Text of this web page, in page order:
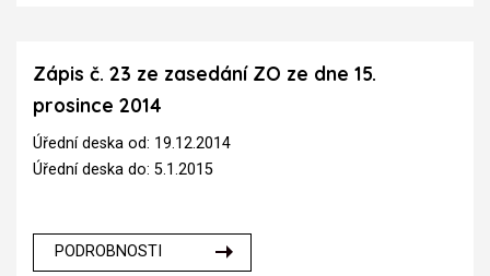
Zápis č. 23 ze zasedání ZO ze dne 15.
prosince 2014
Úřední deska od: 19.12.2014
Úřední deska do: 5.1.2015
PODROBNOSTI